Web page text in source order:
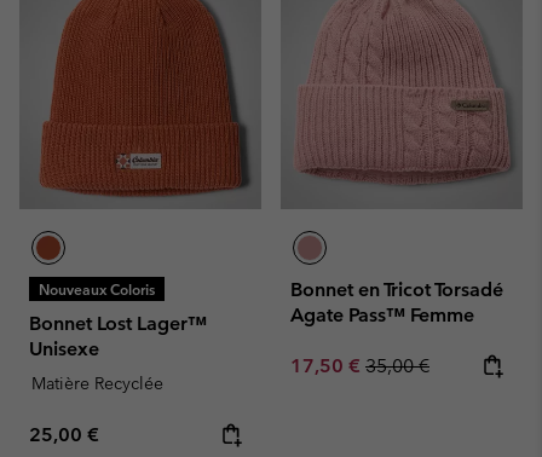
Nouveaux Coloris
Bonnet Lost Lager™
Unisexe
Matière Recyclée
Regular price:
25,00 €
Bonnet en Tricot Torsadé
Agate Pass™ Femme
Sale price:
17,50 € Regular price:
35,00 €